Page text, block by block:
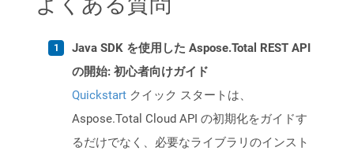
Java SDK を使用した Aspose.Total REST API
の開始: 初心者向けガイド
Quickstart クイック スタートは、
Aspose.Total Cloud API の初期化をガイドす
るだけでなく、必要なライブラリのインスト